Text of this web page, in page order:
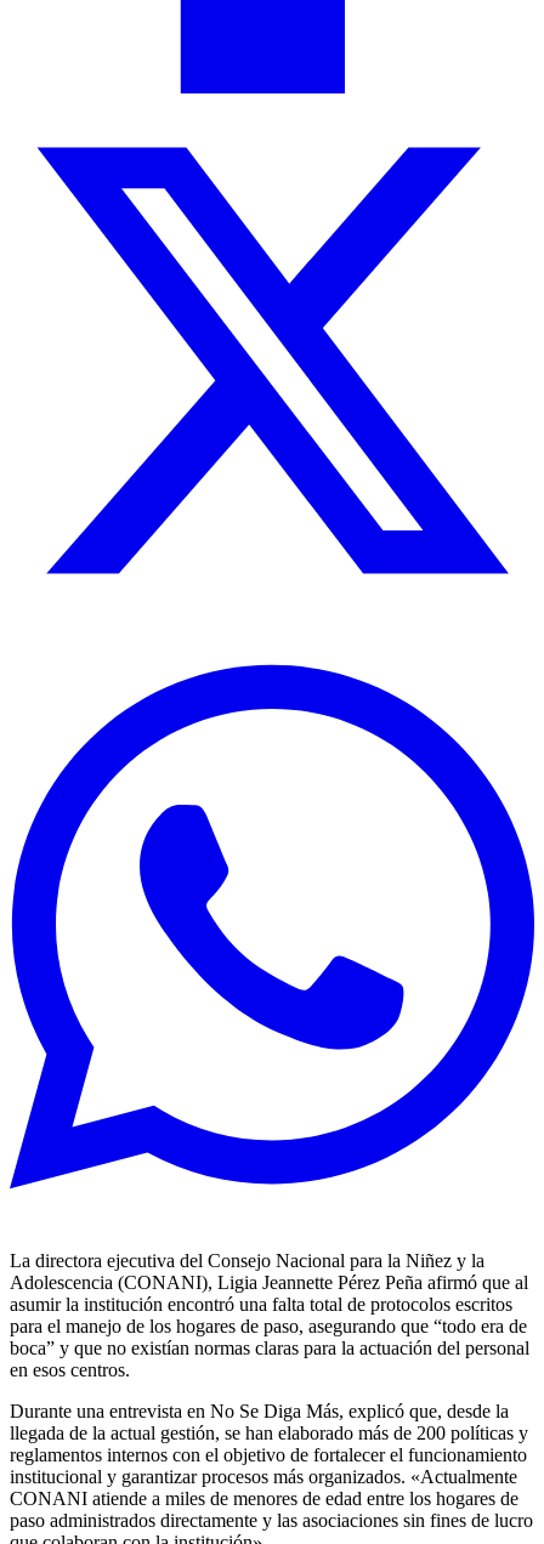
La directora ejecutiva del Consejo Nacional para la Niñez y la
Adolescencia (CONANI), Ligia Jeannette Pérez Peña afirmó que al
asumir la institución encontró una falta total de protocolos escritos
para el manejo de los hogares de paso, asegurando que “todo era de
boca” y que no existían normas claras para la actuación del personal
en esos centros.
Durante una entrevista en No Se Diga Más, explicó que, desde la
llegada de la actual gestión, se han elaborado más de 200 políticas y
reglamentos internos con el objetivo de fortalecer el funcionamiento
institucional y garantizar procesos más organizados. «Actualmente
CONANI atiende a miles de menores de edad entre los hogares de
paso administrados directamente y las asociaciones sin fines de lucro